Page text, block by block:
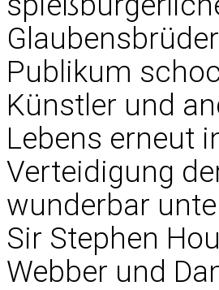
Publikum
Künstler und
Lebens erneut
Verteidigung
wunderbar
Sir Stephen
Webber und